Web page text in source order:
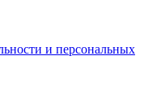
и персональных